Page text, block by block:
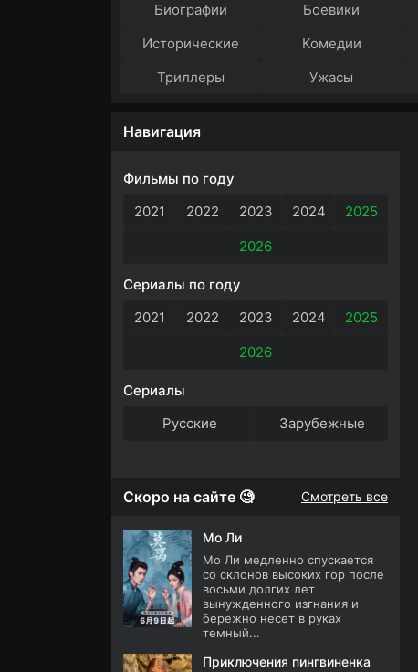
Биографии Боевики
Исторические
Комедии
Триллеры
Ужасы
Навигация
Фильмы по году
2021
2022 2023 2024
2025
2026
Сериалы по году
2021
2022 2023 2024
2025
2026
Сериалы
Русские
Зарубежные
Скоро на сайте 🧐 Смотреть все
Мо Ли
Мо Ли медленно спускается
со склонов высоких гор после
восьми долгих лет
вынужденного изгнания и
бережно несет в руках
темный...
Приключения пингвиненка